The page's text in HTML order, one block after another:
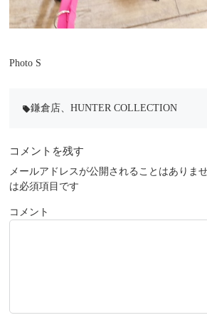
Photo S
local_offer鎌倉店、HUNTER COLLECTION
コメントを残す
メールアドレスが公開されることはありませ
は必須項目です
コメント